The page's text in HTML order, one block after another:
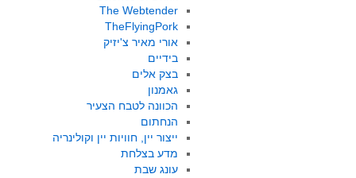
The Webtender
TheFlyingPork
אורי מאיר צ'יזיק
בידיים
בצק אלים
גאמנון
הכוונה לטבח הצעיר
הנחתום
ייצור יין, חוויות יין וקולינריה
מדע בצלחת
עונג שבת